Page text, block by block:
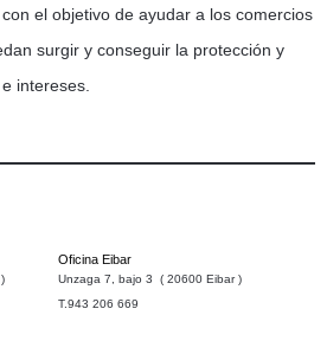
el objetivo de ayudar a los comercios
surgir y conseguir la protección y
intereses.
Oficina Eibar
Unzaga 7, bajo 3 ( 20600 Eibar )
T.943 206 669